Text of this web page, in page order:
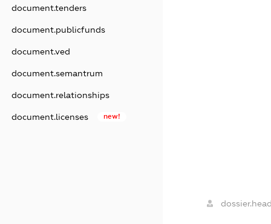
document.tenders
document.publicfunds
document.ved
document.semantrum
document.relationships
document.licenses new!